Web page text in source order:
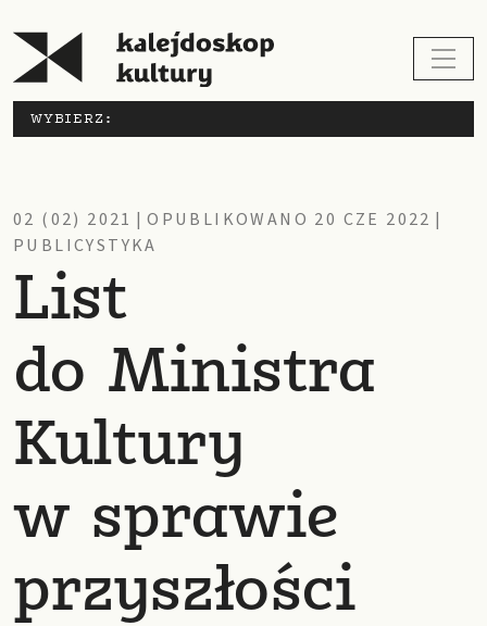
WYBIERZ:
02 (02) 2021 | OPUBLIKOWANO 20 CZE 2022 |
PUBLICYSTYKA
List
do Ministra
Kultury
w sprawie
przyszłości